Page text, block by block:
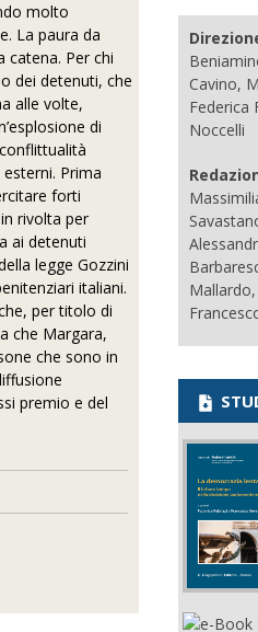
molto
La paura da
catena. Per chi
dei detenuti, che
alle volte,
di
Prima
forti
rivolta per
ai detenuti
legge Gozzini
italiani.
per titolo di
che Margara,
che sono in
premio e del
Cavino,
Federica
Noccelli